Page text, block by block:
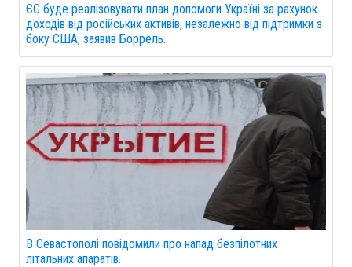
ЄС буде реалізовувати план допомоги Україні за рахунок
доходів від російських активів, незалежно від підтримки з
боку США, заявив Боррель.
В Севастополі повідомили про напад безпілотних
літальних апаратів.